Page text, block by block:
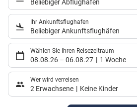
Ihr Ankunftsflughafen
Beliebiger Ankunftsflughäfen
Wählen Sie Ihren Reisezeitraum
08.08.26 – 06.08.27 1 Woche
Wer wird verreisen
2 Erwachsene Keine Kinder